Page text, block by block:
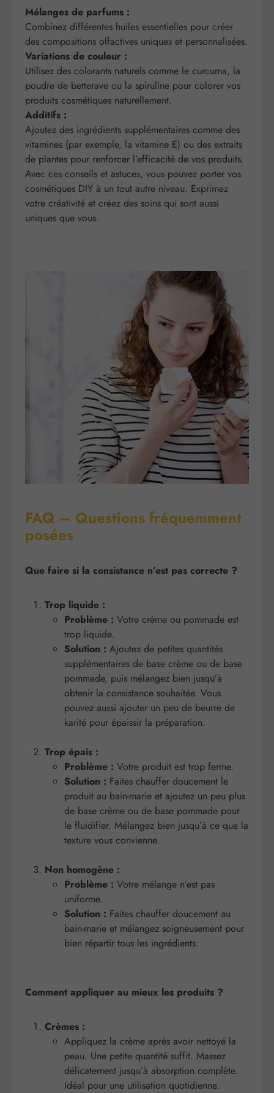
Mélanges de parfums :
Combinez différentes huiles essentielles pour créer
des compositions olfactives uniques et personnalisées.
Variations de couleur :
Utilisez des colorants naturels comme le curcuma, la
poudre de betterave ou la spiruline pour colorer vos
produits cosmétiques naturellement.
Additifs :
Ajoutez des ingrédients supplémentaires comme des
vitamines (par exemple, la vitamine E) ou des extraits
de plantes pour renforcer l’efficacité de vos produits.
Avec ces conseils et astuces, vous pouvez porter vos
cosmétiques DIY à un tout autre niveau. Exprimez
votre créativité et créez des soins qui sont aussi
uniques que vous.
FAQ – Questions fréquemment
posées
Que faire si la consistance n’est pas correcte ?
Trop liquide :
Problème : Votre crème ou pommade est
trop liquide.
Solution : Ajoutez de petites quantités
supplémentaires de base crème ou de base
pommade, puis mélangez bien jusqu’à
obtenir la consistance souhaitée. Vous
pouvez aussi ajouter un peu de beurre de
karité pour épaissir la préparation.
Trop épais :
Problème : Votre produit est trop ferme.
Solution : Faites chauffer doucement le
produit au bain-marie et ajoutez un peu plus
de base crème ou de base pommade pour
le fluidifier. Mélangez bien jusqu’à ce que la
texture vous convienne.
Non homogène :
Problème : Votre mélange n’est pas
uniforme.
Solution : Faites chauffer doucement au
bain-marie et mélangez soigneusement pour
bien répartir tous les ingrédients.
Comment appliquer au mieux les produits ?
Crèmes :
Appliquez la crème après avoir nettoyé la
peau. Une petite quantité suffit. Massez
délicatement jusqu’à absorption complète.
Idéal pour une utilisation quotidienne.